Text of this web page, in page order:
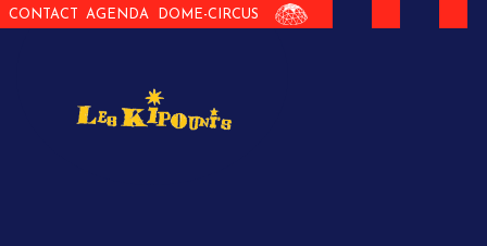
CONTACT AGENDA DOME-CIRCUS